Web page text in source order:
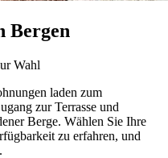
Bergen
Wahl
laden zum
zur Terrasse und
Berge. Wählen Sie Ihre
zu erfahren, und